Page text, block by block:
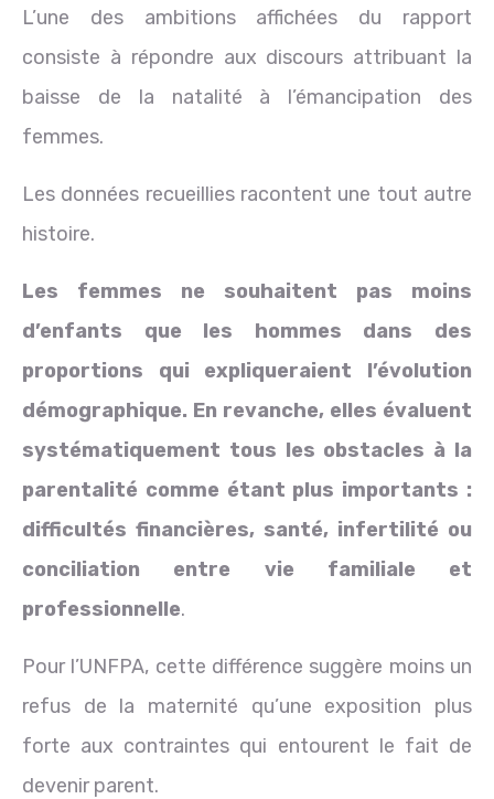
L’une des ambitions affichées du rapport
consiste à répondre aux discours attribuant la
baisse de la natalité à l’émancipation des
femmes.
Les données recueillies racontent une tout autre
histoire.
Les femmes ne souhaitent pas moins
d’enfants que les hommes dans des
proportions qui expliqueraient l’évolution
démographique. En revanche, elles évaluent
systématiquement tous les obstacles à la
parentalité comme étant plus importants :
difficultés financières, santé, infertilité ou
conciliation entre vie familiale et
professionnelle.
Pour l’UNFPA, cette différence suggère moins un
refus de la maternité qu’une exposition plus
forte aux contraintes qui entourent le fait de
devenir parent.